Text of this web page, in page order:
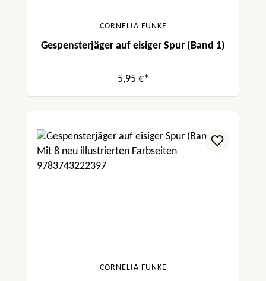
CORNELIA FUNKE
Gespensterjäger auf eisiger Spur (Band 1)
5,95 €*
CORNELIA FUNKE